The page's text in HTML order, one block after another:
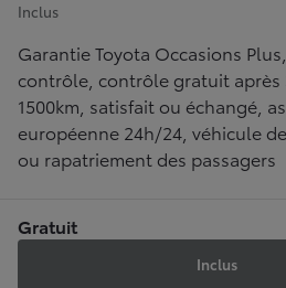
Inclus
Garantie Toyota Occasions
contrôle, contrôle gratuit après
1500km, satisfait ou échangé,
européenne 24h/24, véhicule
ou rapatriement des passagers
Gratuit
Inclus